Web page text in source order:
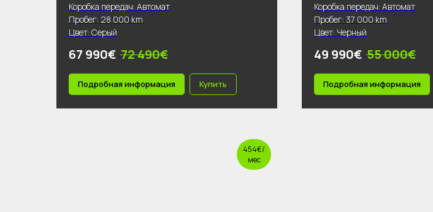
Коробка передач: Автомат
Пробег: 28 000 km
Цвет: Серый
67 990€ 72 490€
Подробная информация Купить
Коробка передач: Автомат
Пробег: 37 000 km
Цвет: Черный
49 990€ 55 000€
Подробная информация
454€/
мес